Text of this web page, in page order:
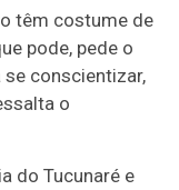
têm costume de
pode, pede o
conscientizar,
o
do Tucunaré e